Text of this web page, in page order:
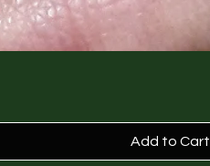
Add to Cart